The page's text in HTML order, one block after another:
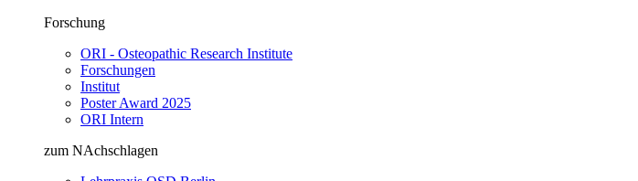
Forschung
ORI - Osteopathic Research Institute
Forschungen
Institut
Poster Award 2025
ORI Intern
zum NAchschlagen